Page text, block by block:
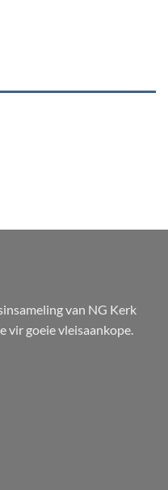
van NG Kerk
goeie vleisaankope.